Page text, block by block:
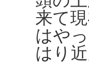
来て
はや
はり